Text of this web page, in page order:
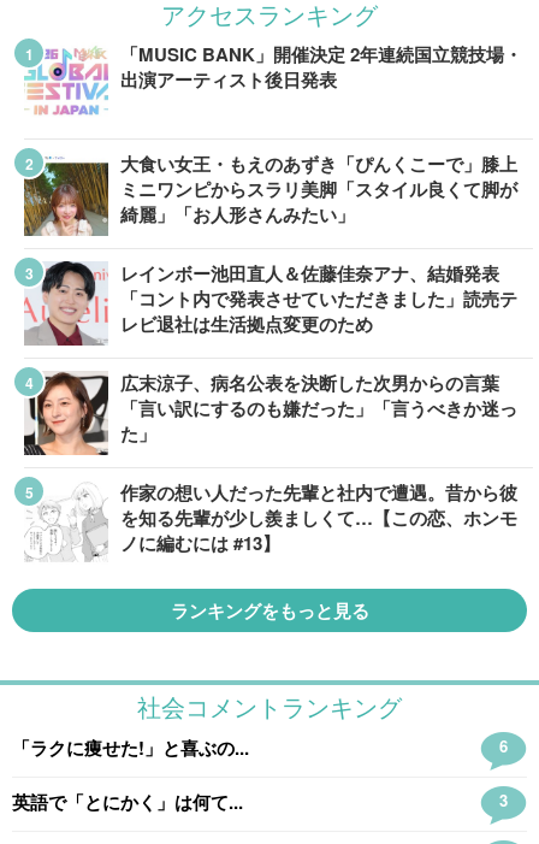
アクセスランキング
「MUSIC BANK」開催決定 2年連続国立競技場・
出演アーティスト後日発表
大食い女王・もえのあずき「ぴんくこーで」膝上
ミニワンピからスラリ美脚「スタイル良くて脚が
綺麗」「お人形さんみたい」
レインボー池田直人＆佐藤佳奈アナ、結婚発表
「コント内で発表させていただきました」読売テ
レビ退社は生活拠点変更のため
広末涼子、病名公表を決断した次男からの言葉
「言い訳にするのも嫌だった」「言うべきか迷っ
た」
作家の想い人だった先輩と社内で遭遇。昔から彼
を知る先輩が少し羨ましくて…【この恋、ホンモ
ノに編むには #13】
ランキングをもっと見る